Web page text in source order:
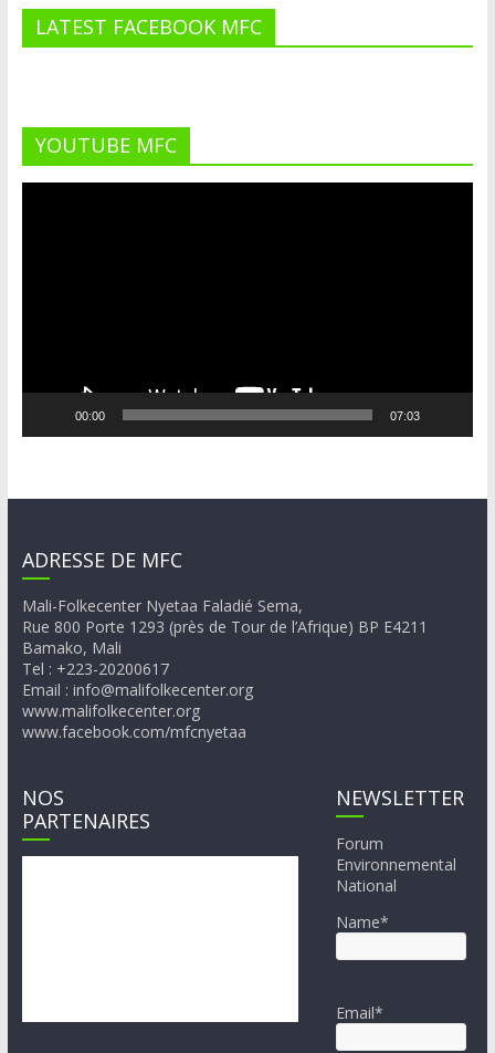
LATEST FACEBOOK MFC
YOUTUBE MFC
00:00 07:03
ADRESSE DE MFC
Mali-Folkecenter Nyetaa Faladié Sema,
Rue 800 Porte 1293 (près de Tour de l’Afrique) BP E4211
Bamako, Mali
Tel : +223-20200617
Email : info@malifolkecenter.org
www.malifolkecenter.org
www.facebook.com/mfcnyetaa
NOS
PARTENAIRES
NEWSLETTER
Forum
Environnemental
National
Name*
Email*